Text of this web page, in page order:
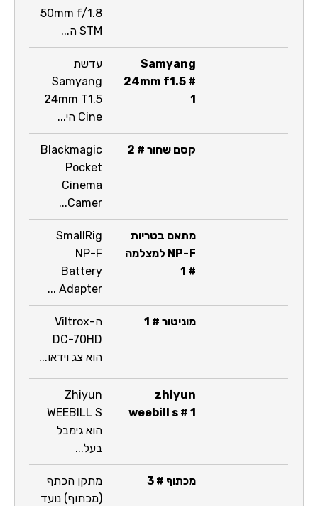
50mm f/1.8
STM ה...
Samyang
24mm f1.5 #
1
עדשת
Samyang
24mm T1.5
Cine הי...
קסם שחור # 2
Blackmagic
Pocket
Cinema
Camer...
מתאם בטריות
NP-F למצלמה
# 1
SmallRig
NP-F
Battery
Adapter ...
מוניטור # 1
ה-Viltrox
DC-70HD
הוא צג וידאו...
zhiyun
weebill s # 1
Zhiyun
WEEBILL S
הוא גימבל
בעל...
מכתוף # 3
מתקן הכתף
(מכתוף) נועד